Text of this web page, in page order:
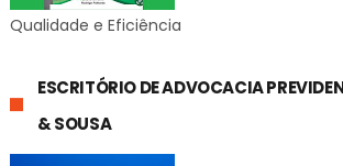
Qualidade e Eficiência
ESCRITÓRIO DE ADVOCACIA
& SOUSA